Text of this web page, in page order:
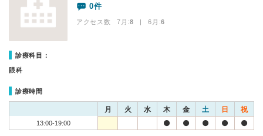
0件
アクセス数 7月:8 | 6月:6
診療科目：
眼科
診療時間
月 火 水 木 金 土 日 祝
13:00-19:00